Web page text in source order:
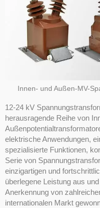
Innen- und Außen-MV-
12-24 kV
herausragende Reihe von
elektrische Anwendungen,
spezialisierte Funktionen,
Serie von
einzigartigen und
überlegene Leistung aus
Anerkennung von
internationalen Markt